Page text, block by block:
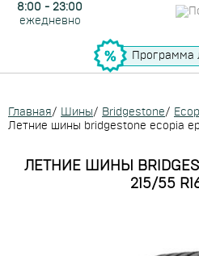
8:00 - 23:00
ежедневно
Программа
Главная/ Шины/ Bridgestone/
Летние шины bridgestone ecopia
ЛЕТНИЕ ШИНЫ
215/55